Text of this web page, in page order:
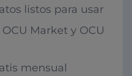
listos para usar
Market y OCU
mensual